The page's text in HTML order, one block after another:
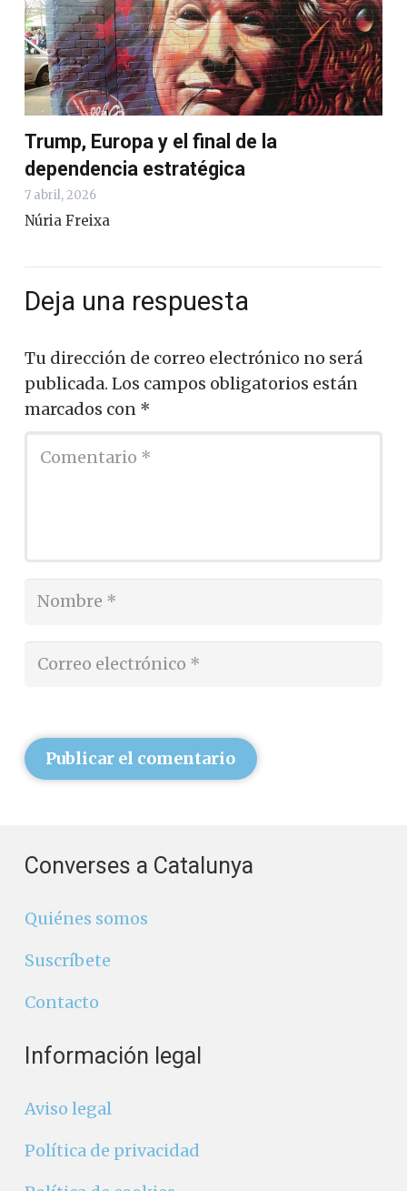
Trump, Europa y el final de la
dependencia estratégica
7 abril, 2026
Núria Freixa
Deja una respuesta
Tu dirección de correo electrónico no será
publicada. Los campos obligatorios están
marcados con *
Publicar el comentario
Converses a Catalunya
Quiénes somos
Suscríbete
Contacto
Información legal
Aviso legal
Política de privacidad